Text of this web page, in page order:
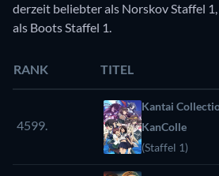
derzeit beliebter als Norskov Staffel
als Boots Staffel 1.
RANK TITEL
4599.
Kantai
KanColle
(Staffel 1)